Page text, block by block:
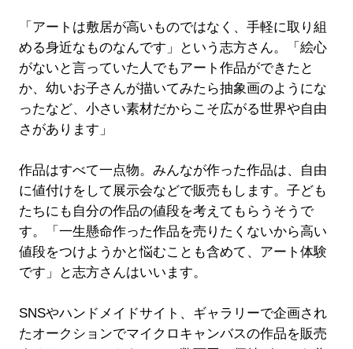
「アートは敷居が高いものではなく、手軽に取り組
める身近なものなんです」という志方さん。「絵心
がないと言っていた人でもアート作品ができたと
か、幼いお子さんが描いてみたら抽象画のようにな
ったなど、小さい素材だからこそ広がる世界や自由
さがあります」
作品はすべて一点物。みんなが作った作品は、自由
に値付けをして展示会などで販売もします。子ども
たちにも自分の作品の値段を考えてもらうそうで
す。「一生懸命作った作品を売りたくないから高い
値段をつけようかと悩むことも含めて、アート体験
です」と志方さんはいいます。
SNSやハンドメイドサイト、ギャラリーで企画され
たオークションでマイクロキャンバスの作品を販売